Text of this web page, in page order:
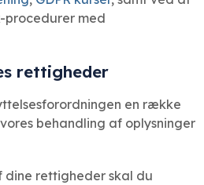
procedurer med
rettigheder
en række
behandling af oplysninger
dine rettigheder skal du